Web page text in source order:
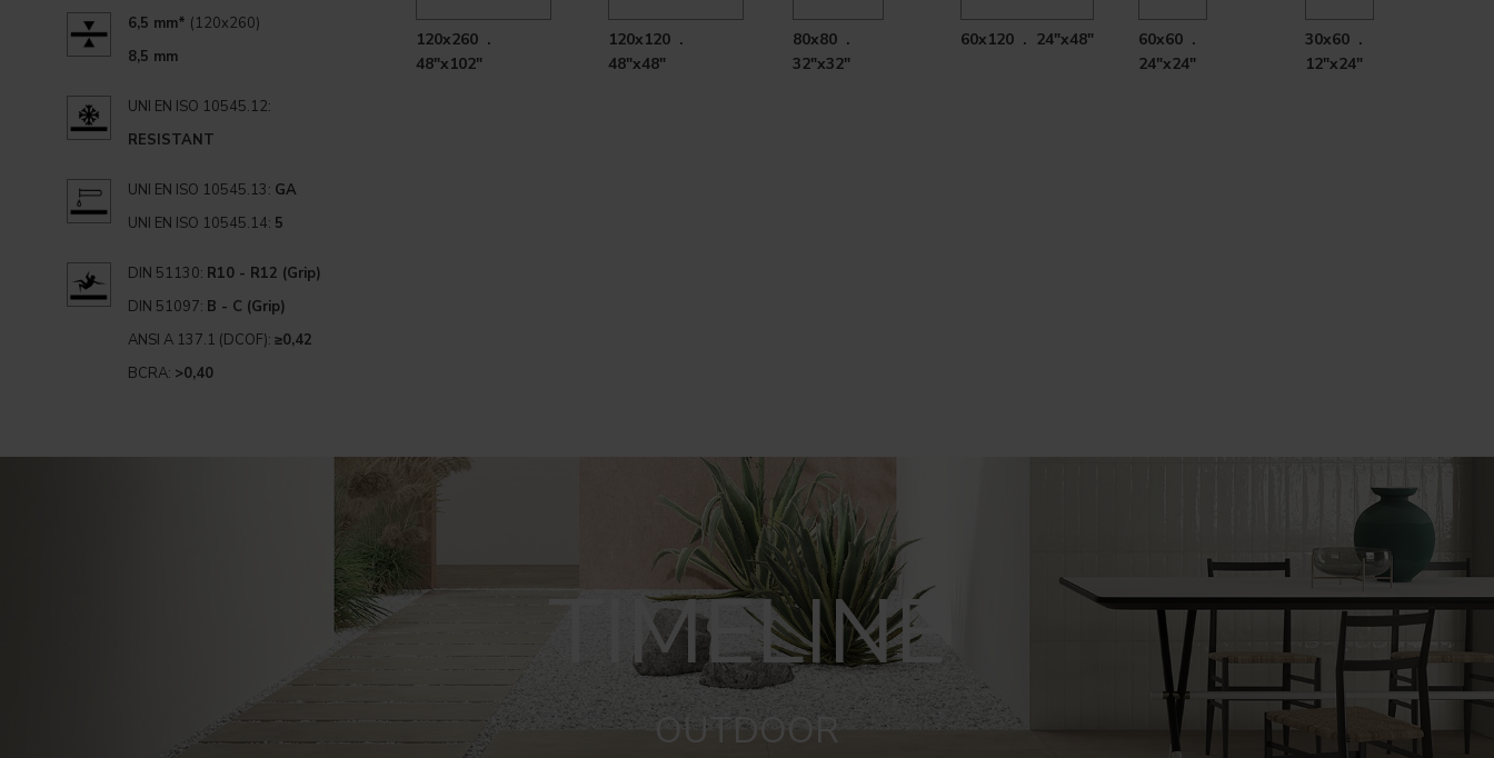
6,5 mm* (120x260)
8,5 mm
UNI EN ISO 10545.12:
RESISTANT
UNI EN ISO 10545.13: GA
UNI EN ISO 10545.14: 5
DIN 51130: R10 - R12 (Grip)
DIN 51097: B - C (Grip)
ANSI A 137.1 (DCOF): ≥0,42
BCRA: >0,40
120x260 .
48"x102"
120x120 .
48"x48"
80x80 .
32"x32"
60x120 . 24"x48"
60x60 .
24"x24"
30x60 .
12"x24"
TIMELINE
OUTDOOR